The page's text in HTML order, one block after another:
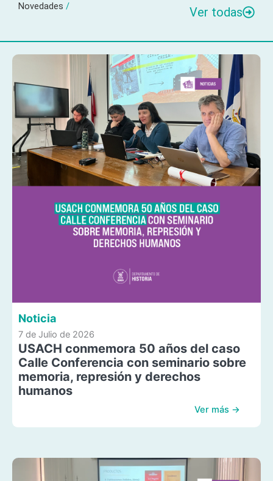
Novedades / Ver todas
Noticia
7 de Julio de 2026
USACH conmemora 50 años del caso
Calle Conferencia con seminario sobre
memoria, represión y derechos
humanos
Ver más →